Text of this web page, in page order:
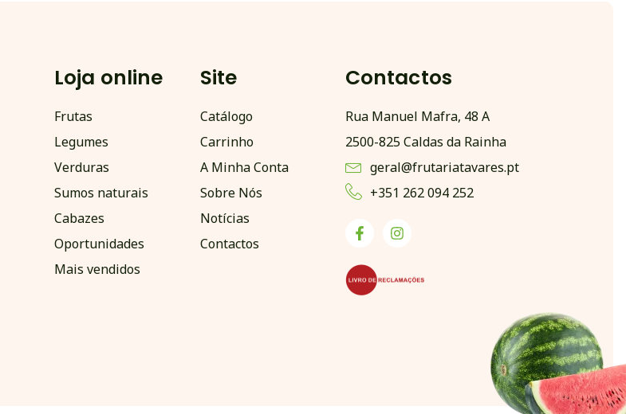
Loja online
Frutas
Legumes
Verduras
Sumos naturais
Cabazes
Oportunidades
Mais vendidos
Site
Catálogo
Carrinho
A Minha Conta
Sobre Nós
Notícias
Contactos
Contactos
Rua Manuel Mafra, 48 A
2500-825 Caldas da Rainha
geral@frutariatavares.pt
+351 262 094 252